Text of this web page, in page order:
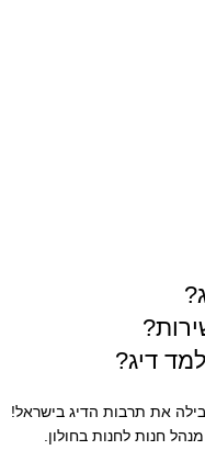
דיג?
את תרבות הדיג בישראל!
חנות לחנות בחולון.